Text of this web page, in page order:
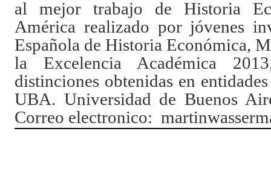
al mejor trabajo de Historia
América realizado por jóvenes
Española de Historia Económica,
la Excelencia Académica
distinciones obtenidas en
UBA. Universidad de Buenos
Correo electronico: